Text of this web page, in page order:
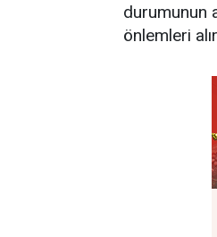
durumunun
önlemleri